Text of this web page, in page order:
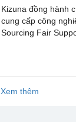
Kizuna đồng hành
cung cấp công
Sourcing Fair
Xem thêm